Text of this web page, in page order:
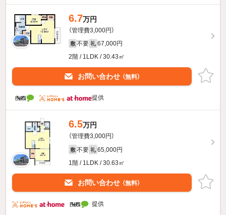
6.7万円
（管理費3,000円）
敷 不要 礼 67,000円
2階 / 1LDK / 30.43㎡
お問い合わせ （無料）
提供
6.5万円
（管理費3,000円）
敷 不要 礼 65,000円
1階 / 1LDK / 30.63㎡
お問い合わせ （無料）
提供